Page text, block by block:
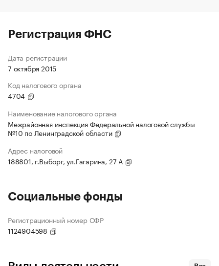
Регистрация ФНС
Дата регистрации
7 октября 2015
Код налогового органа
4704
Наименование налогового органа
Межрайонная инспекция Федеральной налоговой службы
№10 по Ленинградской области
Адрес налоговой
188801, г.Выборг, ул.Гагарина, 27 А
Социальные фонды
Регистрационный номер СФР
1124904598